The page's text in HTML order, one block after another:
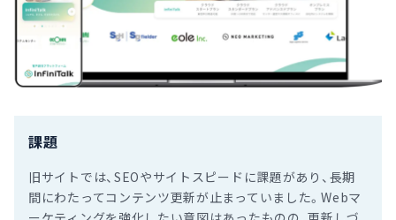
課題
旧サイトでは、SEOやサイトスピードに課題があり、長期
間にわたってコンテンツ更新が止まっていました。Webマ